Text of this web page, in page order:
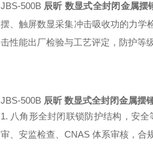
JBS-500B 辰昕 数显式全封闭金属摆
摆、触屏数显采集冲击吸收功的力学
击性能出厂检验与工艺评定，防护等
JBS-500B 辰昕 数显式全封闭金属摆
1. 八角形全封闭联锁防护结构，安
审、安监检查、CNAS 体系审核，合